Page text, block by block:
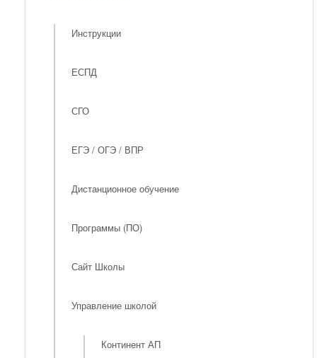
Инструкции
ЕСПД
СГО
ЕГЭ / ОГЭ / ВПР
Дистанционное обучение
Программы (ПО)
Сайт Школы
Управление школой
Континент АП